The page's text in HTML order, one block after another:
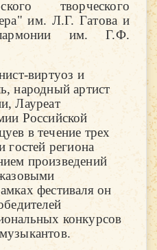
творческого
им. Л.Г. Гатова и
им. Г.Ф.
виртуоз и
народный артист
Лауреат
Российской
в течение трех
гостей региона
произведений
фестиваля он
конкурсов